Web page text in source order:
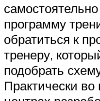
программу
обратиться к
тренеру,
подобрать
Практически